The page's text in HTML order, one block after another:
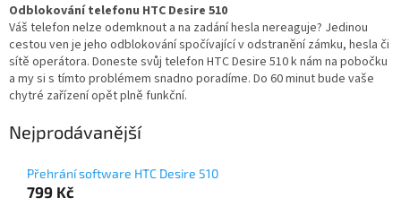
Odblokování telefonu HTC Desire 510
Váš telefon nelze odemknout a na zadání hesla nereaguje? Jedinou
cestou ven je jeho odblokování spočívající v odstranění zámku, hesla či
sítě operátora. Doneste svůj telefon HTC Desire 510 k nám na pobočku
a my si s tímto problémem snadno poradíme. Do 60 minut bude vaše
chytré zařízení opět plně funkční.
Nejprodávanější
Přehrání software HTC Desire 510
799 Kč